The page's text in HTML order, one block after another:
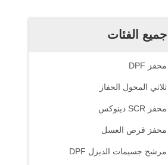
جميع الفئات
محفز DPF
ثلاثي المحول الحفاز
محفز SCR دينوكس
محفز قرص العسل
مرشح جسيمات الديزل DPF